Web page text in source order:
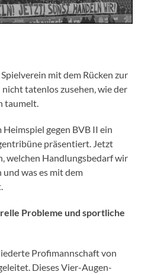
mit dem Rücken zur
tatenlos zusehen, wie der
taumelt.
gegen BVB II ein
präsentiert. Jetzt
welchen Handlungsbedarf wir
was es mit dem
Probleme und sportliche
Profimannschaft von
Dieses Vier-Augen-